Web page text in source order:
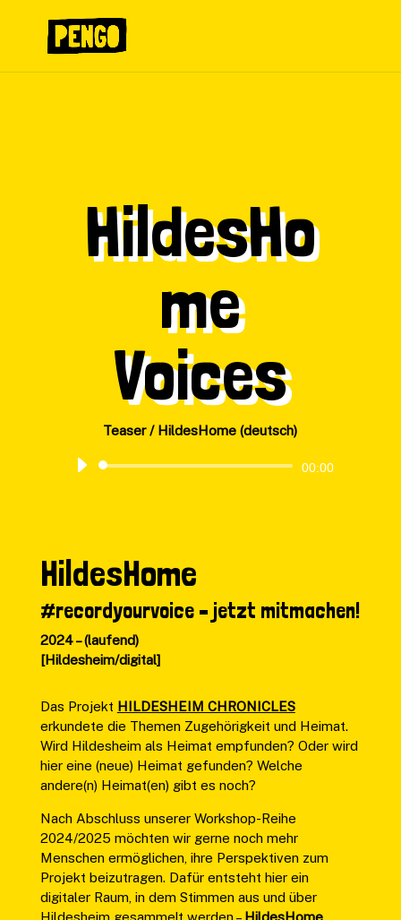
HildesHo
me
Voices
Teaser / HildesHome (deutsch)
Audio-
00:00
HildesHome
#recordyourvoice – jetzt mitmachen!
2024 – (laufend)
[Hildesheim/digital]
Das Projekt HILDESHEIM CHRONICLES
erkundete die Themen Zugehörigkeit und Heimat.
Wird Hildesheim als Heimat empfunden? Oder wird
hier eine (neue) Heimat gefunden? Welche
andere(n) Heimat(en) gibt es noch?
Nach Abschluss unserer Workshop-Reihe
2024/2025 möchten wir gerne noch mehr
Menschen ermöglichen, ihre Perspektiven zum
Projekt beizutragen. Dafür entsteht hier ein
digitaler Raum, in dem Stimmen aus und über
Hildesheim gesammelt werden – HildesHome.